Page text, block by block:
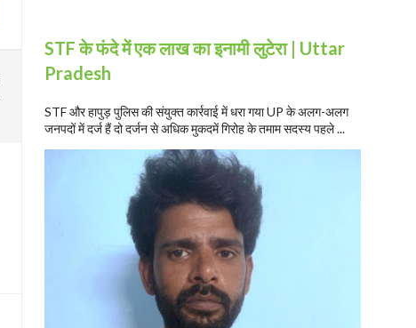
STF के फंदे में एक लाख का इनामी लुटेरा | Uttar
Pradesh
STF और हापुड़ पुलिस की संयुक्त कार्रवाई में धरा गया UP के अलग-अलग
जनपदों में दर्ज हैं दो दर्जन से अधिक मुकदमें गिरोह के तमाम सदस्य पहले ...